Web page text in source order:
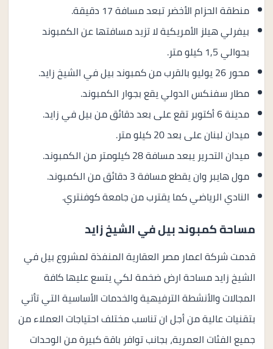
منطقة الحزام الأخضر تبعد مسافة 17 دقيقة.
بيفرلي هيلز الأمريكية لا تزيد مسافتها عن الكمبوند
بحوالي 1,5 كيلو متر.
محور 26 يوليو بالقرب من كمبوند بيل في الشيخ زايد.
مطار سفنكس الدولي يقع بجوار الكمبوند.
مدينة 6 أكتوبر تقع على بعد دقائق من بيل في زايد.
ميدان لبنان على بعد 20 كيلو متر.
ميدان التحرير يبعد مسافة 28 كيلومتر من الكمبوند.
مول هايبر وان يقطع مسافة 3 دقائق من الكمبوند.
النادي الرياضي كما يقترب من جامعة كوفنتري.
مساحة كمبوند بيل في الشيخ زايد
قدمت شركة اعمار مصر العقارية المنفذة لمشروع بيل في
الشيخ زايد مساحة ارض ضخمة لكي يتسع عليها كافة
المجالات والأنشطة الترفيهية والخدمات الأساسية التي تأتي
بتقنيات عالية من أجل ان تناسب مختلف احتياجات العملاء من
جميع الفئات العمرية، بجانب توافر باقة كبيرة من الوحدات